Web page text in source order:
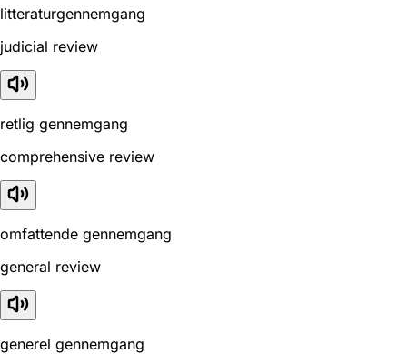
litteraturgennemgang
judicial review
retlig gennemgang
comprehensive review
omfattende gennemgang
general review
generel gennemgang